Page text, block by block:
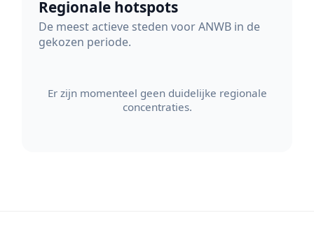
Regionale hotspots
De meest actieve steden voor ANWB in de
gekozen periode.
Er zijn momenteel geen duidelijke regionale
concentraties.